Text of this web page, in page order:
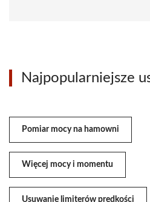
Najpopularniejsze
Pomiar mocy na hamowni
Więcej mocy i momentu
Usuwanie limiterów prędkości